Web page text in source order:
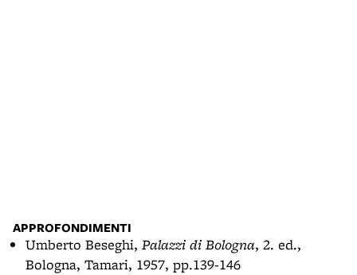
APPROFONDIMENTI
Umberto Beseghi, Palazzi di Bologna, 2. ed.,
Bologna, Tamari, 1957, pp.139-146